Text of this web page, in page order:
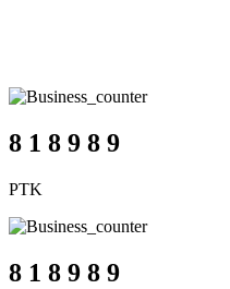
8 1 8 9 8 9
PTK
8 1 8 9 8 9